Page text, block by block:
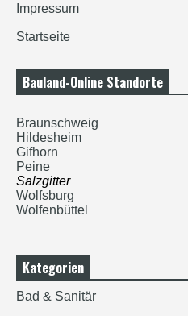
Impressum
Startseite
Bauland-Online Standorte
Braunschweig
Hildesheim
Gifhorn
Peine
Salzgitter
Wolfsburg
Wolfenbüttel
Kategorien
Bad & Sanitär